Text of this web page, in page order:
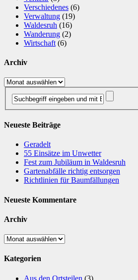
Verschiedenes (6)
Verwaltung (19)
Waldesruh (16)
Wanderung (2)
Wirtschaft (6)
Archiv
Archiv
Neueste Beiträge
Geradelt
​55 Einsätze im Unwetter
Fest zum Jubiläum in Waldesruh
Gartenabfälle richtig entsorgen
Richtlinien für Baumfällungen
Neueste Kommentare
Archiv
Archiv
Kategorien
Aus den Ortsteilen (3)